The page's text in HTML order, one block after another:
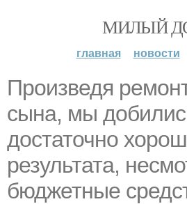
МИЛЫЙ
главная новости
Произведя
сына, мы
достаточно
результата,
бюджетные